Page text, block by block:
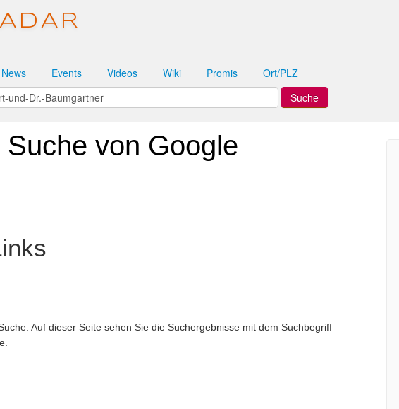
News Events Videos Wiki Promis Ort/PLZ
von Google
Auf dieser Seite sehen Sie die Suchergebnisse mit dem Suchbegriff